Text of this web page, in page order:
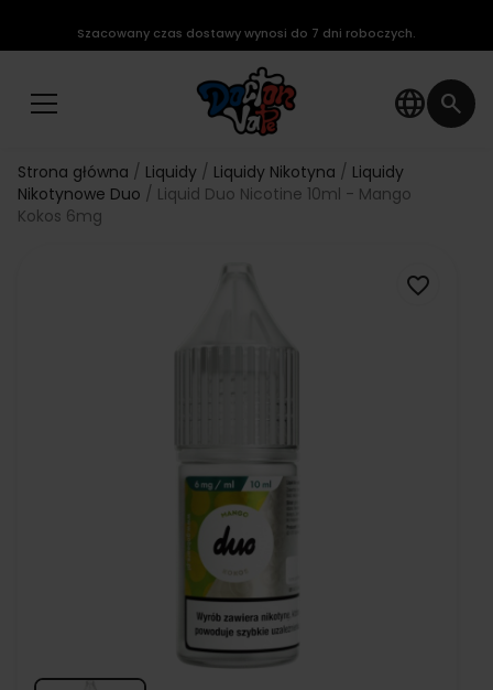
language search
Szacowany czas dostawy wynosi do 7 dni roboczych.
Strona główna Liquidy Liquidy Nikotyna
Liquidy
Nikotynowe Duo
Liquid Duo Nicotine 10ml - Mango
Kokos 6mg
favorite_border